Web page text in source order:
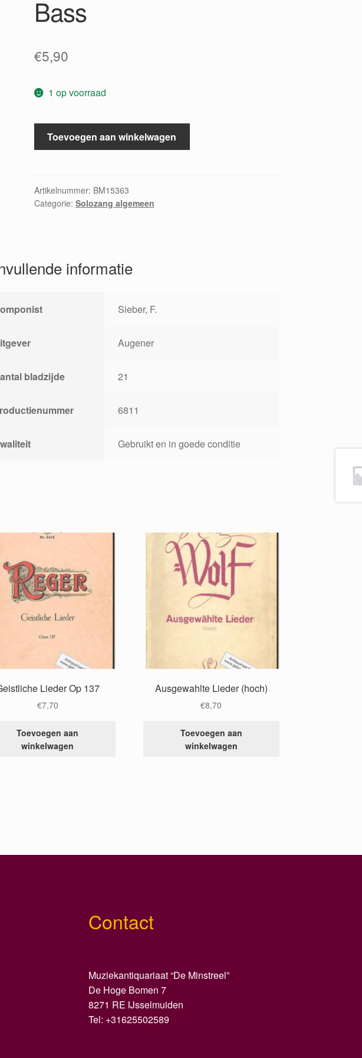
Bass
€5,90
1 op voorraad
Solfeggios
Contralto
or
Toevoegen aan winkelwagen
Artikelnummer: BM15363
Categorie: Solozang algemeen
informatie
Sieber, F.
Augener
bladzijde 21
6811
Gebruikt en in goede conditie
Lieder Op 137
€7,70
Toevoegen aan
winkelwagen
Ausgewahlte Lieder (hoch)
€8,70
Toevoegen aan
winkelwagen
Contact
Muziekantiquariaat “De Minstreel”
De Hoge Bomen 7
8271 RE IJsselmuiden
Tel: +31625502589